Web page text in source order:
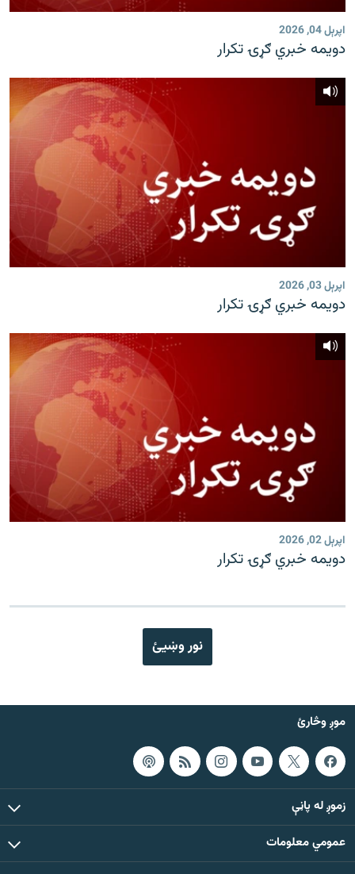
اپرېل 04, 2026
دویمه خبري ګړۍ تکرار
اپرېل 03, 2026
دویمه خبري ګړۍ تکرار
اپرېل 02, 2026
دویمه خبري ګړۍ تکرار
نور وښیئ
موږ وڅارئ
زموږ له پاڼې
عمومي معلومات